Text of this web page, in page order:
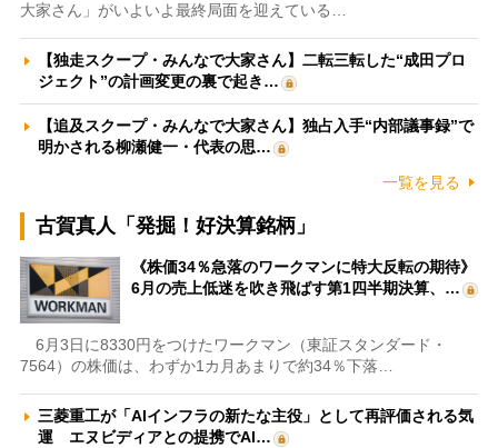
大家さん」がいよいよ最終局面を迎えている…
【独走スクープ・みんなで大家さん】二転三転した“成田プロ
ジェクト”の計画変更の裏で起き…
【追及スクープ・みんなで大家さん】独占入手“内部議事録”で
明かされる柳瀬健一・代表の思…
一覧を見る
古賀真人「発掘！好決算銘柄」
《株価34％急落のワークマンに特大反転の期待》
6月の売上低迷を吹き飛ばす第1四半期決算、…
6月3日に8330円をつけたワークマン（東証スタンダード・
7564）の株価は、わずか1カ月あまりで約34％下落…
三菱重工が「AIインフラの新たな主役」として再評価される気
運 エヌビディアとの提携でAI…